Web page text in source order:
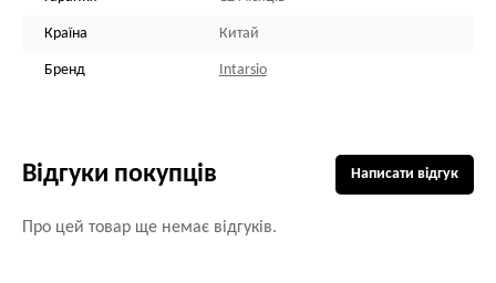
Країна Китай
Бренд Intarsio
Відгуки покупців
Про цей товар ще немає відгуків.
Написати відгук